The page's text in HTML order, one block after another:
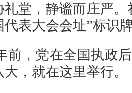
礼堂，静谧而庄严
代表大会会址”标识
前，党在全国执政
，就在这里举行。